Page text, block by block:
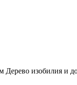
изобилия и